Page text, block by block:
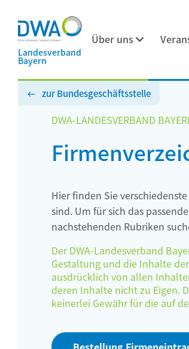
Landesverband
Bayern
Über uns
zur Bundesgeschäftsstelle
DWA-LANDESVERBAND
Hier finden Sie
sind. Um für sich das
nachstehenden Rubriken
Der DWA-Landesverband
Gestaltung und die Inhalte
ausdrücklich von allen
deren Inhalte nicht zu Eigen.
keinerlei Gewähr für die auf